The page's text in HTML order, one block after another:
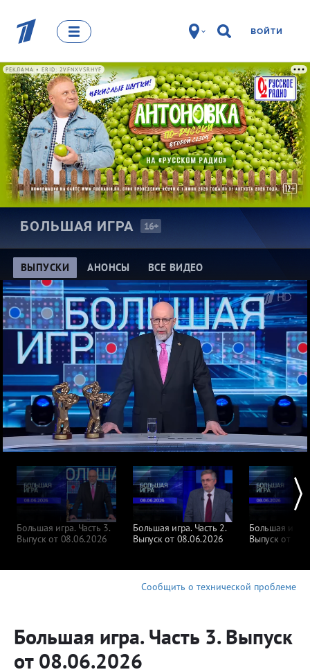
ВОЙТИ
РЕКЛАМА • ERID: 2VFNXVSRHYF
БОЛЬШАЯ ИГРА 16+
ВЫПУСКИ АНОНСЫ ВСЕ ВИДЕО
Большая игра. Часть 3.
Выпуск от 08.06.2026
Большая игра. Часть 2.
Выпуск от 08.06.2026
Большая игра.
Выпуск от
Сообщить о технической проблеме
Большая игра. Часть 3. Выпуск
от 08.06.2026